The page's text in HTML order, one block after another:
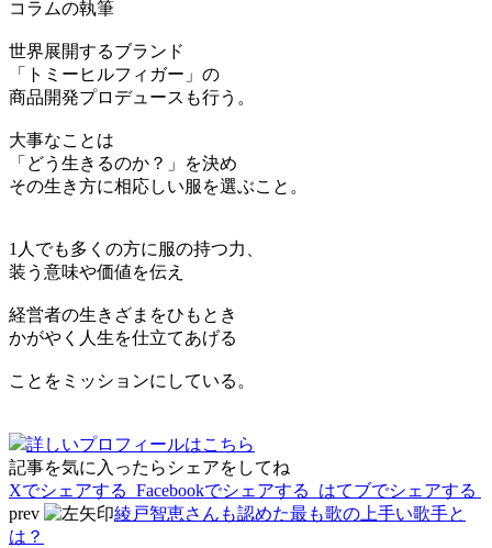
コラムの執筆
世界展開するブランド
「トミーヒルフィガー」の
商品開発プロデュースも行う。
大事なことは
「どう生きるのか？」を決め
その生き方に相応しい服を選ぶこと。
1人でも多くの方に服の持つ力、
装う意味や価値を伝え
経営者の生きざまをひもとき
かがやく人生を仕立てあげる
ことをミッションにしている。
詳しいプロフィールはこちら
記事を気に入ったらシェアをしてね
Xでシェアする Facebookでシェアする
はてブでシェアする
prev
綾戸智恵さんも認めた最も歌の上手い歌手と
は？